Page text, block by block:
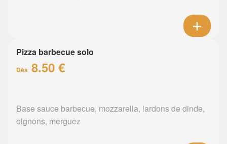
Pizza barbecue solo
Dès 8.50 €
Base sauce barbecue, mozzarella, lardons de dinde,
oignons, merguez